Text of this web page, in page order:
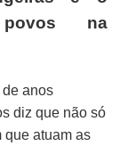
na
anos
diz que não só
que atuam as